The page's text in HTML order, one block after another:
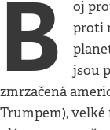
B
oj
proti
jsou
zmrzačená
Trumpem),